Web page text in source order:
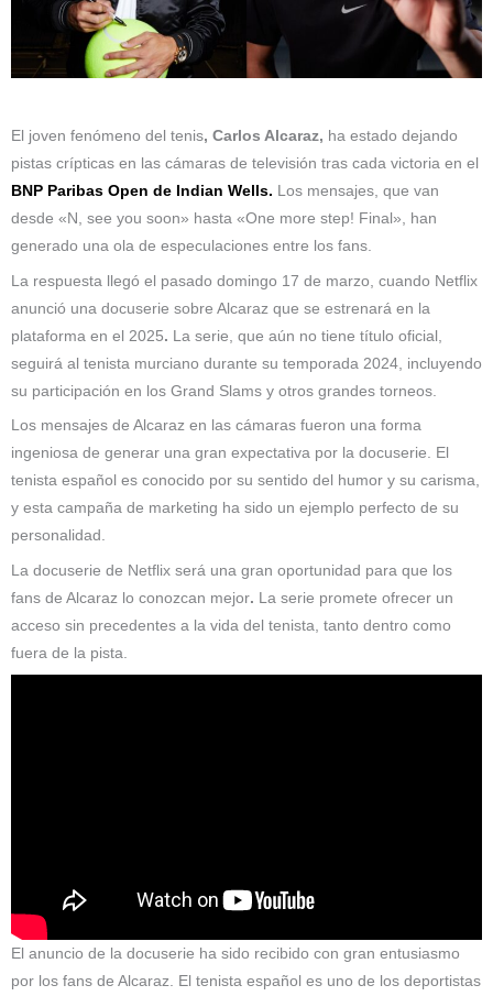
El joven fenómeno del tenis, Carlos Alcaraz, ha estado dejando
pistas crípticas en las cámaras de televisión tras cada victoria en el
BNP Paribas Open de Indian Wells. Los mensajes, que van
desde «N, see you soon» hasta «One more step! Final», han
generado una ola de especulaciones entre los fans.
La respuesta llegó el pasado domingo 17 de marzo, cuando Netflix
anunció una docuserie sobre Alcaraz que se estrenará en la
plataforma en el 2025. La serie, que aún no tiene título oficial,
seguirá al tenista murciano durante su temporada 2024, incluyendo
su participación en los Grand Slams y otros grandes torneos.
Los mensajes de Alcaraz en las cámaras fueron una forma
ingeniosa de generar una gran expectativa por la docuserie. El
tenista español es conocido por su sentido del humor y su carisma,
y esta campaña de marketing ha sido un ejemplo perfecto de su
personalidad.
La docuserie de Netflix será una gran oportunidad para que los
fans de Alcaraz lo conozcan mejor. La serie promete ofrecer un
acceso sin precedentes a la vida del tenista, tanto dentro como
fuera de la pista.
El anuncio de la docuserie ha sido recibido con gran entusiasmo
por los fans de Alcaraz. El tenista español es uno de los deportistas